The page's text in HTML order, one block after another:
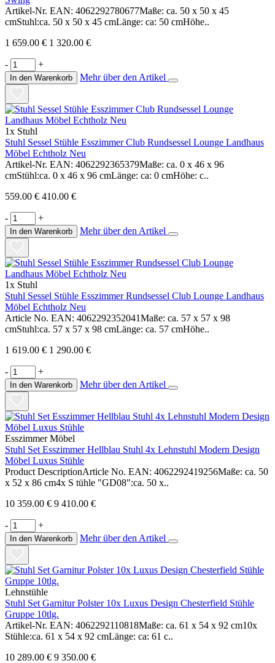
Artikel-Nr. EAN: 4062292780677Maße: ca. 50 x 50 x 45
cmStuhl:ca. 50 x 50 x 45 cmLänge: ca: 50 cmHöhe..
1 659.00 € 1 320.00 €
- +
In den Warenkorb Mehr über den Artikel
1x Stuhl
Stuhl Sessel Stühle Esszimmer Club Rundsessel Lounge Landhaus
Möbel Echtholz Neu
Artikel-Nr. EAN: 4062292365379Maße: ca. 0 x 46 x 96
cmStühl:ca. 0 x 46 x 96 cmLänge: ca: 0 cmHöhe: c..
559.00 € 410.00 €
- +
In den Warenkorb Mehr über den Artikel
1x Stuhl
Stuhl Sessel Stühle Esszimmer Rundsessel Club Lounge Landhaus
Möbel Echtholz Neu
Article No. EAN: 4062292352041Maße: ca. 57 x 57 x 98
cmStuhl:ca. 57 x 57 x 98 cmLänge: ca. 57 cmHöhe..
1 619.00 € 1 290.00 €
- +
In den Warenkorb Mehr über den Artikel
Esszimmer Möbel
Stuhl Set Esszimmer Hellblau Stuhl 4x Lehnstuhl Modern Design
Möbel Luxus Stühle
Product DescriptionArticle No. EAN: 4062292419256Maße: ca. 50
x 52 x 86 cm4x S tühle "GD08":ca. 50 x..
10 359.00 € 9 410.00 €
- +
In den Warenkorb Mehr über den Artikel
Lehnstühle
Stuhl Set Garnitur Polster 10x Luxus Design Chesterfield Stühle
Gruppe 10tlg.
Artikel-Nr. EAN: 4062292110818Maße: ca. 61 x 54 x 92 cm10x
Stühle:ca. 61 x 54 x 92 cmLänge: ca: 61 c..
10 289.00 € 9 350.00 €